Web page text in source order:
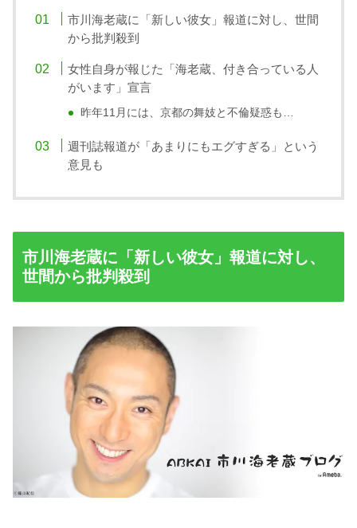
市川海老蔵に「新しい彼女」報道に対し、世間
から批判殺到
女性自身が報じた「海老蔵、付き合っている人
がいます」宣言
昨年11月には、京都の舞妓と不倫疑惑も…
週刊誌報道が「あまりにもエグすぎる」という
意見も
市川海老蔵に「新しい彼女」報道に対し、
世間から批判殺到